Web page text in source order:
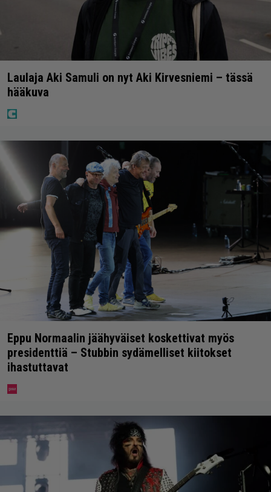
Laulaja Aki Samuli on nyt Aki Kirvesniemi – tässä
hääkuva
Eppu Normaalin jäähyväiset koskettivat myös
presidenttiä – Stubbin sydämelliset kiitokset
ihastuttavat